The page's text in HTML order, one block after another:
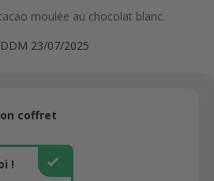
moulée au chocolat blanc.
23/07/2025
coffret
!